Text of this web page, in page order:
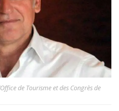
de Tourisme et des Congrès de